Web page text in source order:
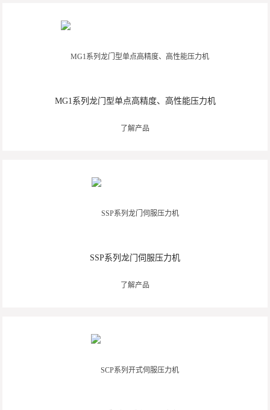
MG1系列龙门型单点高精度、高性能压力机
了解产品
SSP系列龙门伺服压力机
了解产品